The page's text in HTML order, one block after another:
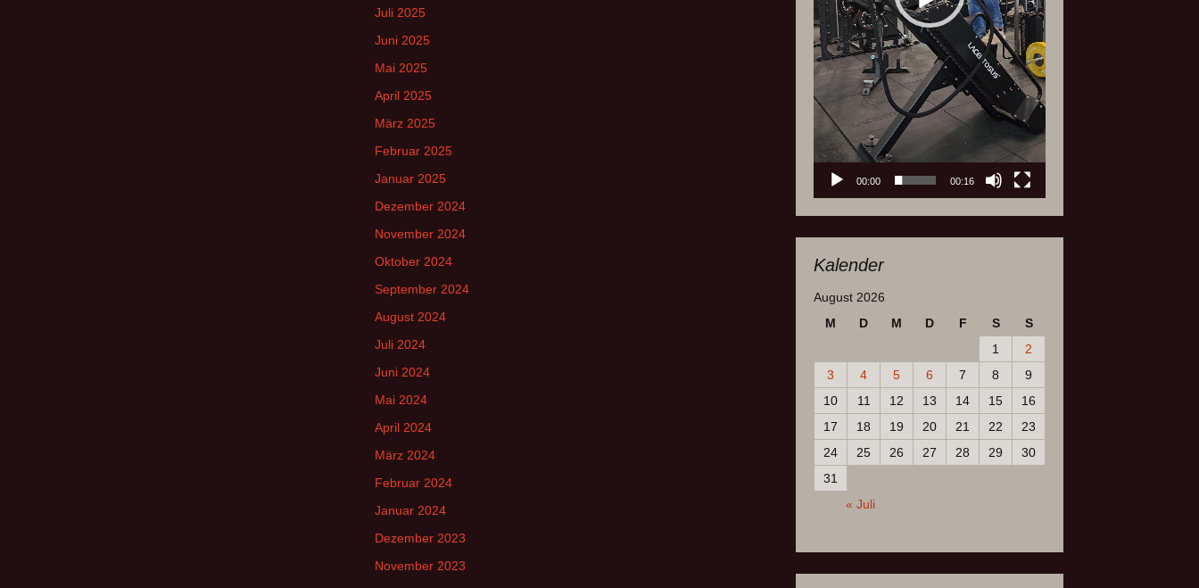
00:00 00:16
Kalender
August 2026
M
D M D F S
S
1
2
3
4 5 6 7 8
9
10
11 12 13 14 15
16
17
18 19 20 21 22
23
24
25 26 27 28 29
30
31
« Juli
Juli 2025
Juni 2025
Mai 2025
April 2025
März 2025
Februar 2025
Januar 2025
Dezember 2024
November 2024
Oktober 2024
September 2024
August 2024
Juli 2024
Juni 2024
Mai 2024
April 2024
März 2024
Februar 2024
Januar 2024
Dezember 2023
November 2023